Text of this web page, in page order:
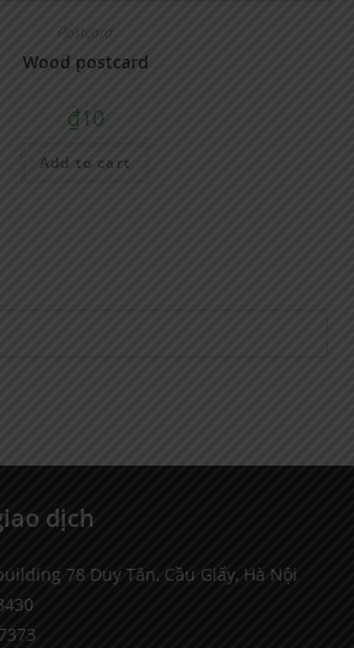
Postcard
Wood postcard
₫10
Add to cart
dịch
78 Duy Tân, Cầu Giấy, Hà Nội